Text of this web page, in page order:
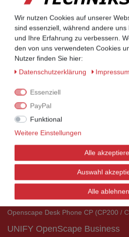
UNIFY Mobilteile
Telefonkabel / Zubehör
Telefonkabel / Zubehör
Aktionsware
Aktionsware
UNIFY Telefone
UNIFY DECT Mobilteile
Openstage TDM (UP0/E-
Openstage HFA (IP-Systemtelefone)
Openstage Zubehör (Key Module,
Openscape Desk Phone CP (CP200 /
UNIFY OpenScape Business
Wir nutzen Cookies auf unserer
sind essenziell, während andere uns
und Ihre Erfahrung zu verbessern.
den von uns verwendeten Cookies
Nutzer finden Sie hier:
Daten­schutz­erklärung
Impressum
Essenziell
PayPal
Funktional
Weitere Einstellungen
Alle
Auswahl
Alle ablehnen